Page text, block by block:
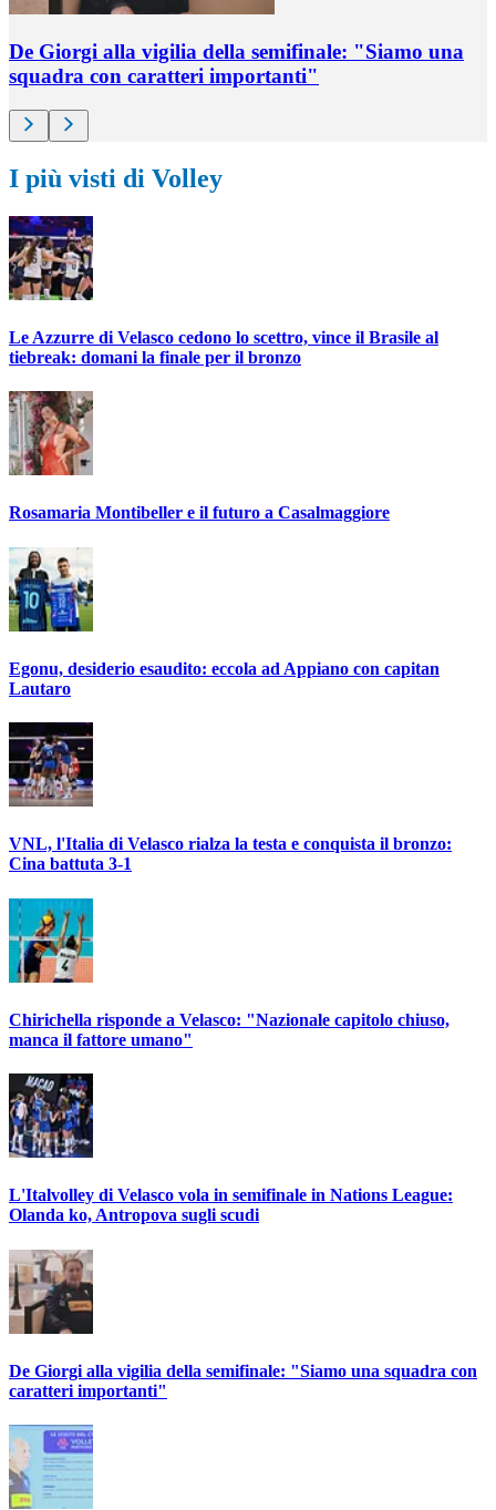
De Giorgi alla vigilia della semifinale: "Siamo una
squadra con caratteri importanti"
I più visti di Volley
Le Azzurre di Velasco cedono lo scettro, vince il Brasile al
tiebreak: domani la finale per il bronzo
Rosamaria Montibeller e il futuro a Casalmaggiore
Egonu, desiderio esaudito: eccola ad Appiano con capitan
Lautaro
VNL, l'Italia di Velasco rialza la testa e conquista il bronzo:
Cina battuta 3-1
Chirichella risponde a Velasco: "Nazionale capitolo chiuso,
manca il fattore umano"
L'Italvolley di Velasco vola in semifinale in Nations League:
Olanda ko, Antropova sugli scudi
De Giorgi alla vigilia della semifinale: "Siamo una squadra con
caratteri importanti"